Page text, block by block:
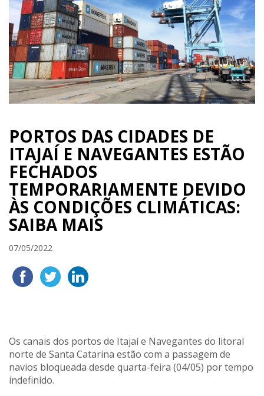
PORTOS DAS CIDADES DE
ITAJAÍ E NAVEGANTES ESTÃO
FECHADOS
TEMPORARIAMENTE DEVIDO
ÀS CONDIÇÕES CLIMÁTICAS:
SAIBA MAIS
07/05/2022
Os canais dos portos de Itajaí e Navegantes do litoral
norte de Santa Catarina estão com a passagem de
navios bloqueada desde quarta-feira (04/05) por tempo
indefinido.